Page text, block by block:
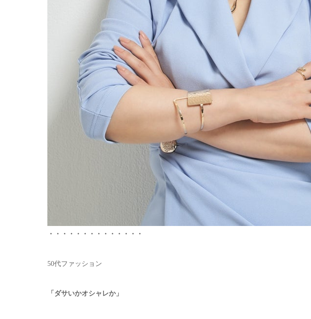
・・・・・・・・・・・・・・
50代ファッション
「ダサいかオシャレか」